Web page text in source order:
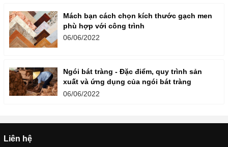
Mách bạn cách chọn kích thước gạch men
phù hợp với công trình
06/06/2022
Ngói bát tràng - Đặc điểm, quy trình sản
xuất và ứng dụng của ngói bát tràng
06/06/2022
Liên hệ